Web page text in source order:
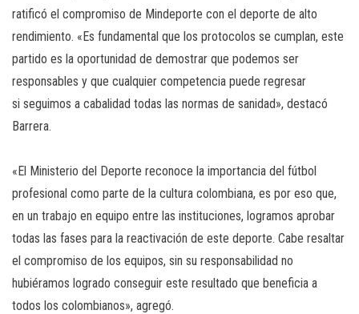
ratificó el compromiso de Mindeporte con el deporte de alto
rendimiento. «Es fundamental que los protocolos se cumplan, este
partido es la oportunidad de demostrar que podemos ser
responsables y que cualquier competencia puede regresar
si seguimos a cabalidad todas las normas de sanidad», destacó
Barrera.
«El Ministerio del Deporte reconoce la importancia del fútbol
profesional como parte de la cultura colombiana, es por eso que,
en un trabajo en equipo entre las instituciones, logramos aprobar
todas las fases para la reactivación de este deporte. Cabe resaltar
el compromiso de los equipos, sin su responsabilidad no
hubiéramos logrado conseguir este resultado que beneficia a
todos los colombianos», agregó.